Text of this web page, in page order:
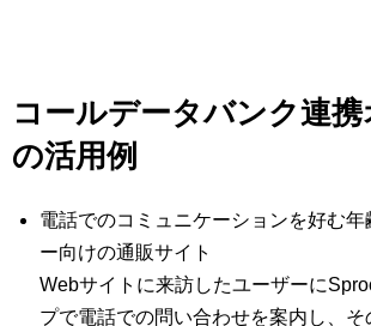
コールデータバンク連
の活用例
電話でのコミュニケーションを好む
ー向けの通販サイト
Webサイトに来訪したユーザーに
プで電話での問い合わせを案内し、そ